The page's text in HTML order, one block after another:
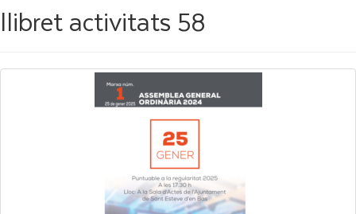
llibret activitats 58